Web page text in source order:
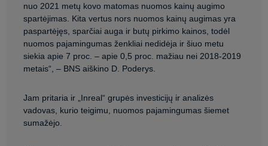
nuo 2021 metų kovo matomas nuomos kainų augimo
spartėjimas. Kita vertus nors nuomos kainų augimas yra
paspartėjęs, sparčiai auga ir butų pirkimo kainos, todėl
nuomos pajamingumas ženkliai nedidėja ir šiuo metu
siekia apie 7 proc. – apie 0,5 proc. mažiau nei 2018-2019
metais“, – BNS aiškino D. Poderys.
Jam pritaria ir „Inreal“ grupės investicijų ir analizės
vadovas, kurio teigimu, nuomos pajamingumas šiemet
sumažėjo.